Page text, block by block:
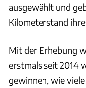
ausgewählt und
Kilometerstand
Mit der Erhebung
erstmals seit 2014
gewinnen, wie